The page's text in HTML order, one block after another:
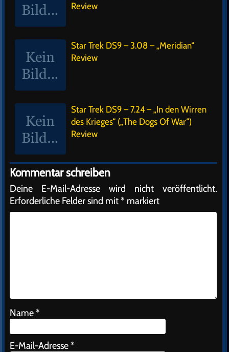
Review
Star Trek DS9 – 3.08 – „Meridian“
Review
Star Trek DS9 – 7.24 – „In den Wirren
des Krieges“ („The Dogs Of War“)
Review
Kommentar schreiben
Deine E-Mail-Adresse wird nicht veröffentlicht.
Erforderliche Felder sind mit* markiert
Name*
E-Mail-Adresse*